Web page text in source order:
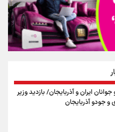
ایران و آذربایجان/ بازدید وزیر
و جودو آذربایجان